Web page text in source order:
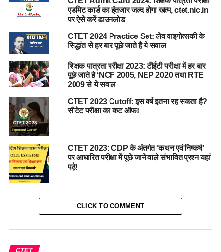
एडमिट कार्ड का इंतजार जल्द होगा खत्म, ctet.nic.in
पर ऐसे करें डाउनलोड
CTET 2024 Practice Set: लेव वाइगोत्सकी के
सिद्धांत से हर बार पूछे जाते है ये सवाल
शिक्षक पात्रता परीक्षा 2023: टीईटी परीक्षा में हर बार
पूछे जाते है ‘NCF 2005, NEP 2020 तथा RTE
2009 से ये सवाल
CTET 2023 Cutoff: इस वर्ष इतना रह सकता है?
सीटेट परीक्षा का कट ऑफ!
CTET 2023: CDP के अंतर्गत ‘कथन एवं निष्कर्ष’
पर आधारित परीक्षा में पूछे जाने वाले संभावित प्रश्न यहां
पढ़े!
CLICK TO COMMENT
CTET